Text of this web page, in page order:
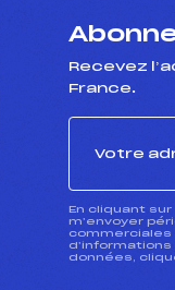
Recevez
France.
En cliquant
m’envoyer
commerciales
données,